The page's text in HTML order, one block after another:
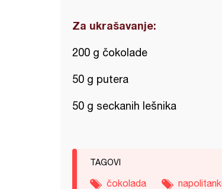
Za ukrašavanje:
200 g čokolade
50 g putera
50 g seckanih lešnika
TAGOVI
čokolada